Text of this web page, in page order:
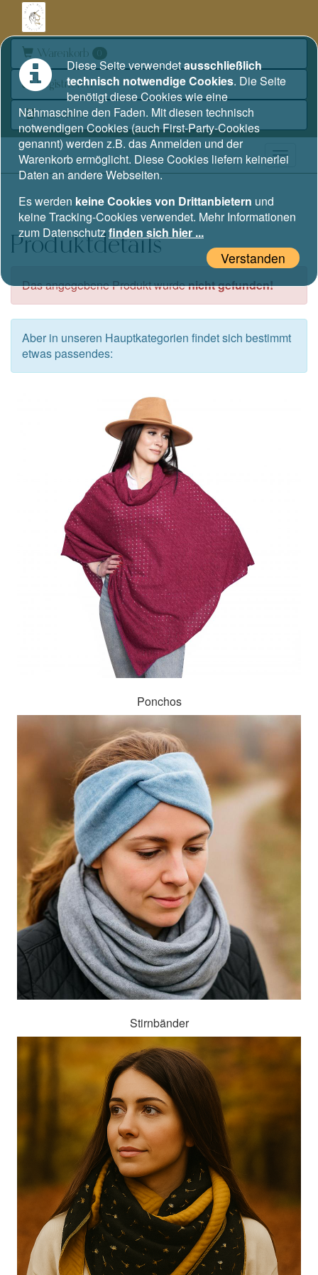
Warenkorb 0
Registrieren
Anmelden
Produktdetails
Das angegebene Produkt wurdenicht gefunden!
Aber in unseren Hauptkategorien findet sich bestimmt
etwas passendes:
Ponchos
Stirnbänder
Diese Seite verwendetausschließlich
technisch notwendige Cookies. Die Seite
benötigt diese Cookies wie eine
Nähmaschine den Faden. Mit diesen technisch
notwendigen Cookies (auch First-Party-Cookies
genannt) werden z.B. das Anmelden und der
Warenkorb ermöglicht. Diese Cookies liefern keinerlei
Daten an andere Webseiten.
Es werden keine Cookies von Drittanbietern und
keine Tracking-Cookies verwendet. Mehr Informationen
zum Datenschutzfinden sich hier ...
Verstanden